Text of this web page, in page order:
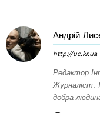
Андрій
http://uc.kr.ua
Редактор
Журналіст.
добра